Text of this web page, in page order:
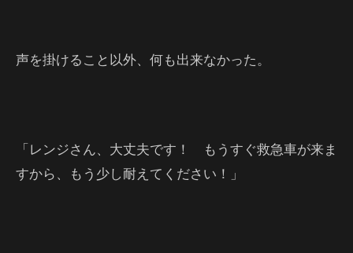
声を掛けること以外、何も出来なかった。
「レンジさん、大丈夫です！ もうすぐ救急車が来ま
すから、もう少し耐えてください！」